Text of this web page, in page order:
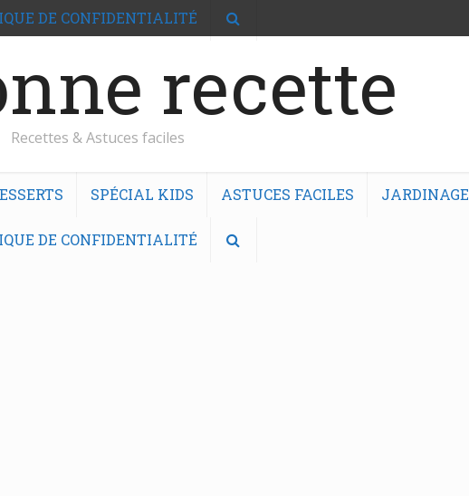
recette
Recettes & Astuces faciles
SPÉCIAL KIDS ASTUCES FACILES JARDINAGE
DE CONFIDENTIALITÉ
DE CONFIDENTIALITÉ